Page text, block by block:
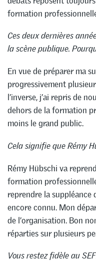
formation
Ces deux dernières
la scène publique.
En vue de préparer ma
progressivement
l’inverse, j’ai repris de
dehors de la formation
moins le grand public.
Cela signifie que Rémy
Rémy Hübschi va
formation
reprendre la suppléance
encore connu. Mon
de l’organisation. Bon
réparties sur plusieurs
Vous restez fidèle au